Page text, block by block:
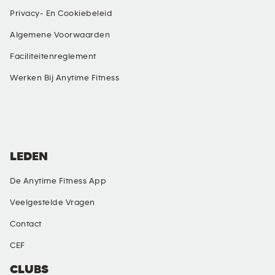
Privacy- En Cookiebeleid
Algemene Voorwaarden
Faciliteitenreglement
Werken Bij Anytime Fitness
CLUBS
LEDEN
De Anytime Fitness App
Veelgestelde Vragen
Contact
CEF